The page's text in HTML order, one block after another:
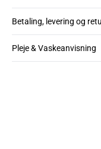
Betaling, levering og
Pleje & Vaskeanvisning